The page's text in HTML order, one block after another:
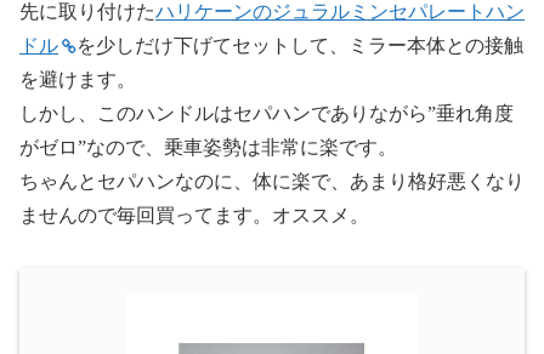
先に取り付けたハリケーンのジュラルミンセパレートハン
ドル
を少しだけ下げてセットして、ミラー本体との接触
を避けます。
しかし、このハンドルはセパハンでありながら”垂れ角度
がゼロ”なので、乗車姿勢は非常に楽です。
ちゃんとセパハンなのに、体に楽で、あまり格好悪くなり
ませんので毎回買ってます。オススメ。